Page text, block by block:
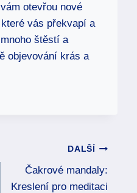
otevřou nové
vás překvapí a
štěstí a
objevování krás a
DALŠÍ
Čakrové mandaly:
Kreslení pro meditaci